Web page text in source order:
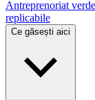
Antreprenoriat
replicabile
Ce găsești aici